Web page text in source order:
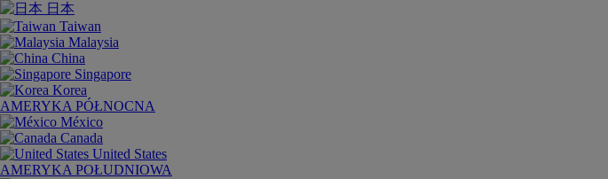
日本
Taiwan
Malaysia
China
Singapore
Korea
AMERYKA PÓŁNOCNA
México
Canada
United States
AMERYKA POŁUDNIOWA